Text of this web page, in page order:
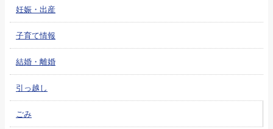
妊娠・出産
子育て情報
結婚・離婚
引っ越し
ごみ